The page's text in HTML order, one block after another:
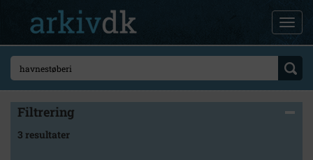
Filtrering
3 resultater